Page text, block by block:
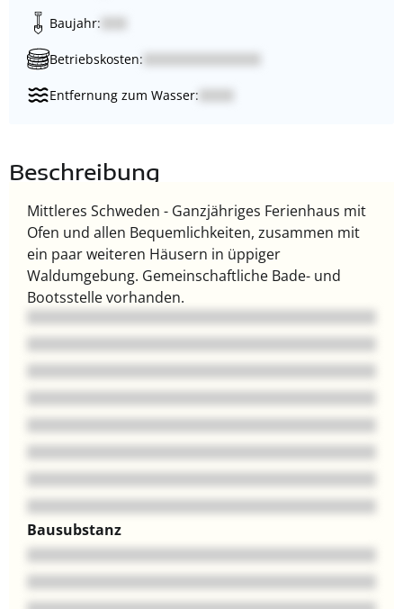
Baujahr:
Betriebskosten:
Entfernung zum Wasser:
Beschreibung
Mittleres Schweden - Ganzjähriges Ferienhaus mit
Ofen und allen Bequemlichkeiten, zusammen mit
ein paar weiteren Häusern in üppiger
Waldumgebung. Gemeinschaftliche Bade- und
Bootsstelle vorhanden.
Bausubstanz